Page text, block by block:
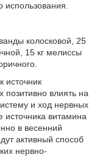
использования.
колосковой, 25
15 кг мелиссы
источник
позитивно влиять на
и ход нервных
источника витамина
в весенний
активный способ
нервно-